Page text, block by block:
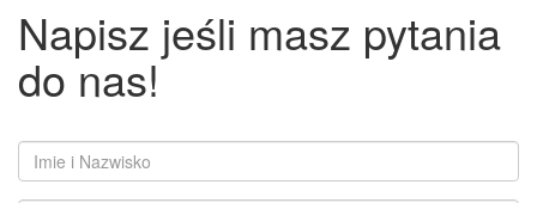
Napisz jeśli masz pytania
do nas!